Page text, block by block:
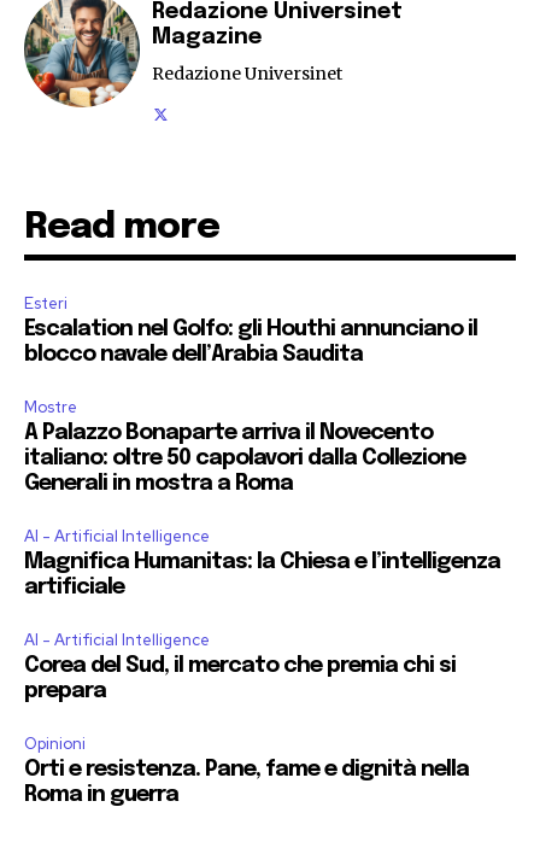
Redazione Universinet
Magazine
Redazione Universinet
Read more
Esteri
Escalation nel Golfo: gli Houthi annunciano il
blocco navale dell’Arabia Saudita
Mostre
A Palazzo Bonaparte arriva il Novecento
italiano: oltre 50 capolavori dalla Collezione
Generali in mostra a Roma
AI - Artificial Intelligence
Magnifica Humanitas: la Chiesa e l’intelligenza
artificiale
AI - Artificial Intelligence
Corea del Sud, il mercato che premia chi si
prepara
Opinioni
Orti e resistenza. Pane, fame e dignità nella
Roma in guerra